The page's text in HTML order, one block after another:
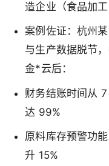
造企业（食品加
案例佐证：杭州
与生产数据脱节
金*云后：
财务结账时间从
达 99%
原料库存预警功
升 15%